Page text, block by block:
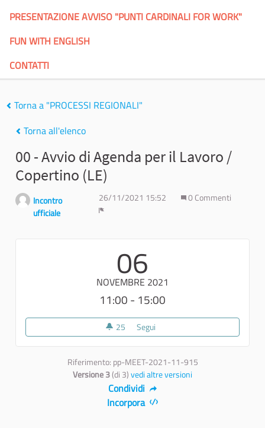
PRESENTAZIONE AVVISO "PUNTI CARDINALI FOR WORK"
FUN WITH ENGLISH
CONTATTI
Torna a "PROCESSI REGIONALI"
Torna all'elenco
00 - Avvio di Agenda per il Lavoro /
Copertino (LE)
Incontro
ufficiale
26/11/2021 15:52
0 Commenti
06
NOVEMBRE 2021
11:00 - 15:00
25 25 sostenitori
Segui
Riferimento: pp-MEET-2021-11-915
Versione 3(di 3)vedi altre versioni
Condividi
Incorpora